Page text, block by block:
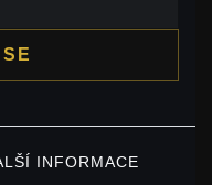
INFORMACE